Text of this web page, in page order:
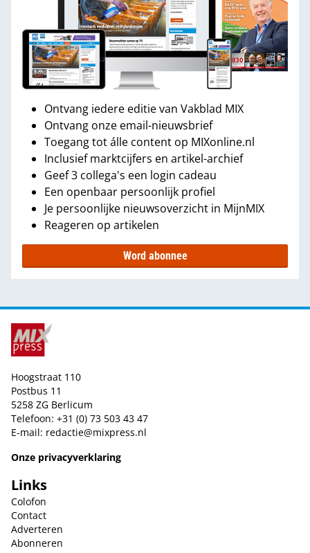
Ontvang iedere editie van Vakblad MIX
Ontvang onze email-nieuwsbrief
Toegang tot álle content op MIXonline.nl
Inclusief marktcijfers en artikel-archief
Geef 3 collega's een login cadeau
Een openbaar persoonlijk profiel
Je persoonlijke nieuwsoverzicht in MijnMIX
Reageren op artikelen
Word abonnee
Hoogstraat 110
Postbus 11
5258 ZG Berlicum
Telefoon: +31 (0) 73 503 43 47
E-mail: redactie@mixpress.nl
Onze privacyverklaring
Links
Colofon
Contact
Adverteren
Abonneren